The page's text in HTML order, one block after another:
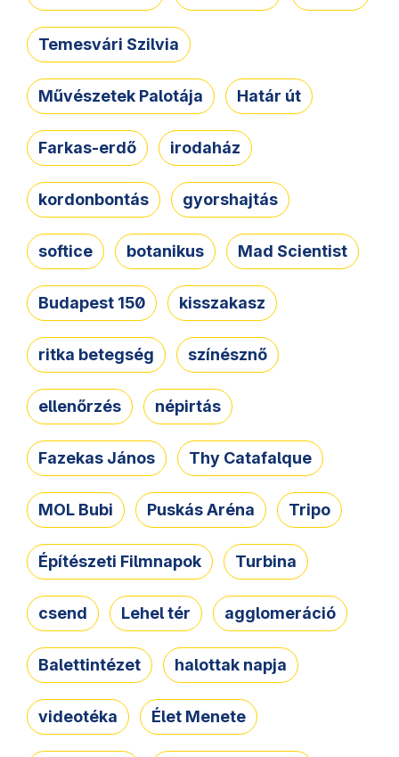
Temesvári Szilvia
Művészetek Palotája Határ út
Farkas-erdő irodaház
kordonbontás gyorshajtás
softice botanikus Mad Scientist
Budapest 150 kisszakasz
ritka betegség színésznő
ellenőrzés népirtás
Fazekas János Thy Catafalque
MOL Bubi Puskás Aréna Tripo
Építészeti Filmnapok Turbina
csend Lehel tér agglomeráció
Balettintézet halottak napja
videotéka Élet Menete